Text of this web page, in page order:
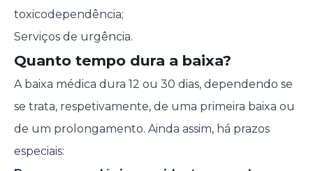
toxicodependência;
Serviços de urgência.
Quanto tempo dura a baixa?
A baixa médica dura 12 ou 30 dias, dependendo se
se trata, respetivamente, de uma primeira baixa ou
de um prolongamento. Ainda assim, há prazos
especiais: